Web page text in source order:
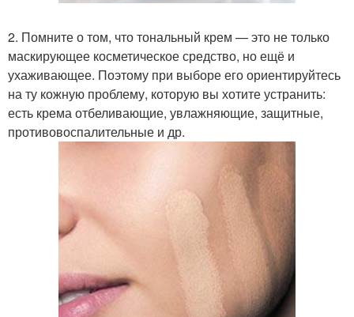
2. Помните о том, что тональный крем — это не только
маскирующее косметическое средство, но ещё и
ухаживающее. Поэтому при выборе его ориентируйтесь
на ту кожную проблему, которую вы хотите устранить:
есть крема отбеливающие, увлажняющие, защитные,
противовоспалительные и др.